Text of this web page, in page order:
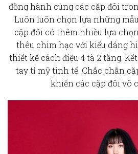
đồng hành cùng các cặp đôi
Luôn luôn chọn lựa những
cặp đôi có thêm nhiều lựa
thêu chim hạc với kiểu dáng
thiết kế cách điệu 4 tà 2 tầng.
tay tỉ mỹ tinh tế. Chắc chắn
khiến các cặp đôi vô